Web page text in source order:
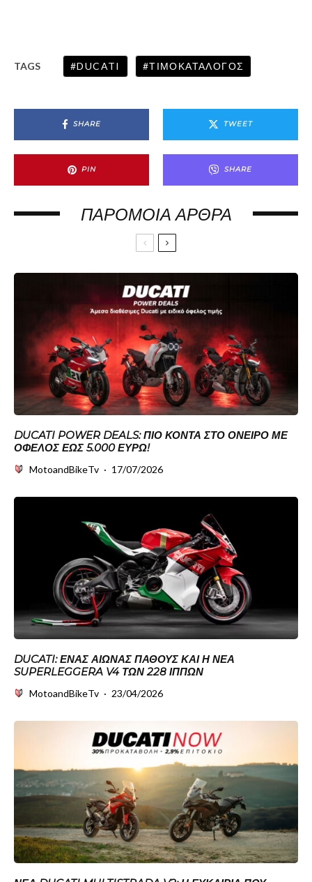
TAGS DUCATI ΤΙΜΟΚΑΤΑΛΟΓΟΣ
SHARE TWEET
PIN SHARE
ΠΑΡΌΜΟΙΑ ΆΡΘΡΑ
DUCATI POWER DEALS: ΠΙΟ ΚΟΝΤΆ ΣΤΟ ΌΝΕΙΡΟ ΜΕ
ΌΦΕΛΟΣ ΈΩΣ 5.000 ΕΥΡΏ!
MotoandBikeTv · 17/07/2026
DUCATI: ΈΝΑΣ ΑΙΏΝΑΣ ΠΆΘΟΥΣ ΚΑΙ Η ΝΈΑ
SUPERLEGGERA V4 ΤΩΝ 228 ΊΠΠΩΝ
MotoandBikeTv · 23/04/2026